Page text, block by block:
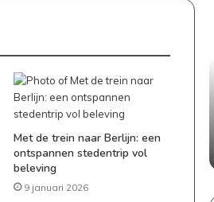
Met de trein naar Berlijn: een
ontspannen stedentrip vol
beleving
9 januari 2026
en kindvriendelijk interieur:
je de balans